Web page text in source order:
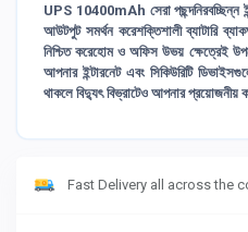
UPS 10400mAh সেরা পছন্দনিরবচ্ছিন্ন
আউটপুট সমর্থন করেশক্তিশালী ব্যাটারি
নিশ্চিত করেহোম ও অফিস উভয়
আপনার ইন্টারনেট এবং সিকিউরিটি
থাকলে বিদ্যুৎ বিভ্রাটেও আপনার প্রয়োজনীয়
Fast Delivery all across the